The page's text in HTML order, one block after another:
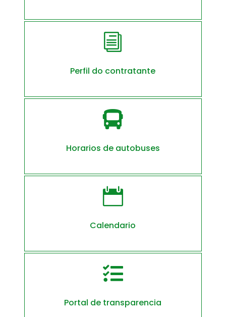
i
Perfil do contratante

Horarios de autobuses

Calendario

Portal de transparencia